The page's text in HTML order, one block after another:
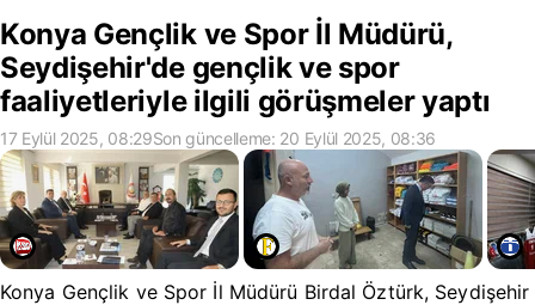
Konya Gençlik ve Spor İl Müdürü,
Seydişehir'de gençlik ve spor
faaliyetleriyle ilgili görüşmeler yaptı
17 Eylül 2025, 08:29Son güncelleme: 20 Eylül 2025, 08:36
Konya Gençlik ve Spor İl Müdürü Birdal Öztürk, Seydişehir